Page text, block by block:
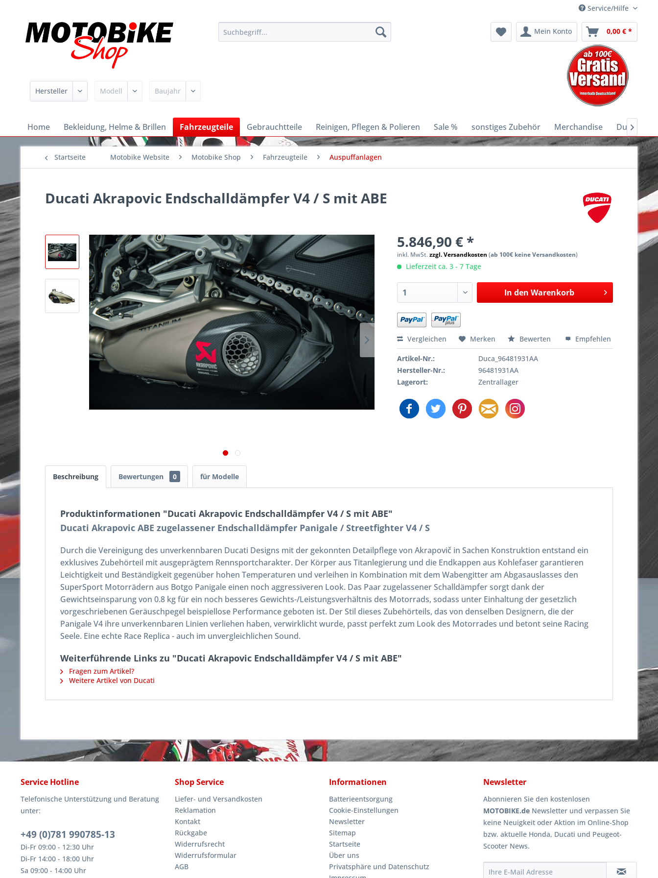
Service/Hilfe
Mein Konto 0,00 € *
Home Bekleidung, Helme & Brillen Fahrzeugteile Gebrauchtteile Reinigen, Pflegen & Polieren Sale % sonstiges Zubehör Merchandise Ducati E-

Startseite Motobike Website Motobike Shop Fahrzeugteile Auspuffanlagen
Ducati Akrapovic Endschalldämpfer V4 / S mit ABE
5.846,90 € *
inkl. MwSt.zzgl. Versandkosten (ab 100€ keine Versandkosten)
Lieferzeit ca. 3 - 7 Tage
In den Warenkorb
Vergleichen Merken Bewerten Empfehlen
Artikel-Nr.:
Duca_96481931AA
Hersteller-Nr.:
96481931AA
Lagerort:
Zentrallager
Beschreibung Bewertungen 0 für Modelle
Produktinformationen "Ducati Akrapovic Endschalldämpfer V4 / S mit ABE"
Ducati Akrapovic ABE zugelassener Endschalldämpfer Panigale / Streetfighter V4 / S
Durch die Vereinigung des unverkennbaren Ducati Designs mit der gekonnten Detailpflege von Akrapovič in Sachen Konstruktion entstand ein
exklusives Zubehörteil mit ausgeprägtem Rennsportcharakter. Der Körper aus Titanlegierung und die Endkappen aus Kohlefaser garantieren
Leichtigkeit und Beständigkeit gegenüber hohen Temperaturen und verleihen in Kombination mit dem Wabengitter am Abgasauslasses den
SuperSport Motorrädern aus Botgo Panigale einen noch aggressiveren Look. Das Paar zugelassener Schalldämpfer sorgt dank der
Gewichtseinsparung von 0.8 kg für ein noch besseres Gewichts-/Leistungsverhältnis des Motorrads, sodass unter Einhaltung der gesetzlich
vorgeschriebenen Geräuschpegel beispiellose Performance geboten ist. Der Stil dieses Zubehörteils, das von denselben Designern, die der
Panigale V4 ihre unverkennbaren Linien verliehen haben, verwirklicht wurde, passt perfekt zum Look des Motorrades und betont seine Racing
Seele. Eine echte Race Replica - auch im unvergleichlichen Sound.
Weiterführende Links zu "Ducati Akrapovic Endschalldämpfer V4 / S mit ABE"
Fragen zum Artikel?
Weitere Artikel von Ducati
Service Hotline
Telefonische Unterstützung und Beratung
unter:
+49 (0)781 990785-13
Di-Fr 09:00 - 12:30 Uhr
Di-Fr 14:00 - 18:00 Uhr
Sa 09:00 - 14:00 Uhr
Shop Service
Liefer- und Versandkosten
Reklamation
Kontakt
Rückgabe
Widerrufsrecht
Widerrufsformular
AGB
Informationen
Batterieentsorgung
Cookie-Einstellungen
Newsletter
Sitemap
Startseite
Über uns
Privatsphäre und Datenschutz
Newsletter
Abonnieren Sie den kostenlosen
MOTOBIKE.de Newsletter und verpassen Sie
keine Neuigkeit oder Aktion im Online-Shop
bzw. aktuelle Honda, Ducati und Peugeot-
Scooter News.